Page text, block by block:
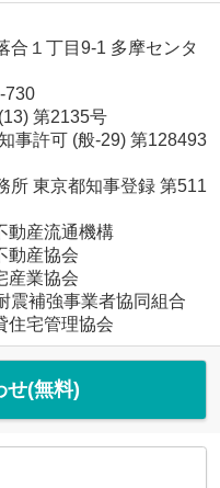
合１丁目9-1 多摩センタ
730
第2135号
事許可 (般-29) 第128493
所 東京都知事登録 第511
動産流通機構
動産協会
産業協会
震補強事業者協同組合
住宅管理協会
せ(無料)